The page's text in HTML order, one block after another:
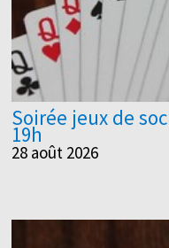
Soirée jeux de
19h
28 août 2026